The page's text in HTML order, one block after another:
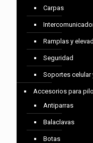
Carpas
Ramplas y
Seguridad
Soportes celular
Accesorios para
Antiparras
Balaclavas
Botas